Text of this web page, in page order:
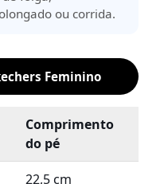
ou corrida.
Feminino
Comprimento
do pé
22,5 cm